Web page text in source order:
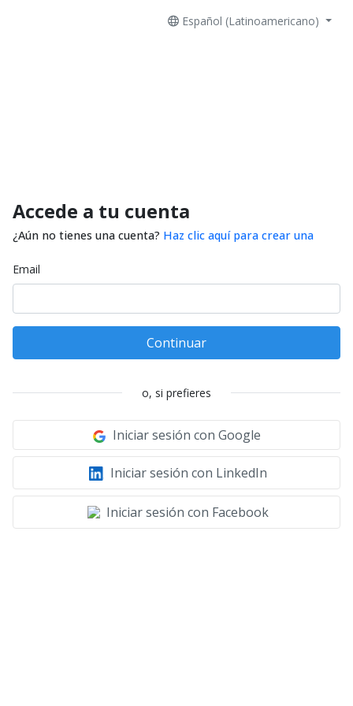
Español (Latinoamericano)
Accede a tu cuenta
¿Aún no tienes una cuenta? Haz clic aquí para crear una
Email
Continuar
o, si prefieres
Iniciar sesión con Google
Iniciar sesión con LinkedIn
Iniciar sesión con Facebook